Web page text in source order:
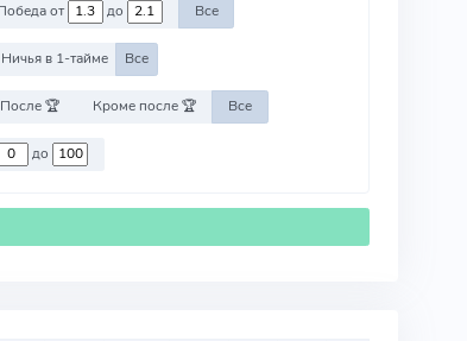
Победа от до Все
Ничья в 1-тайме Все
После 🏆 Кроме после 🏆 Все
до